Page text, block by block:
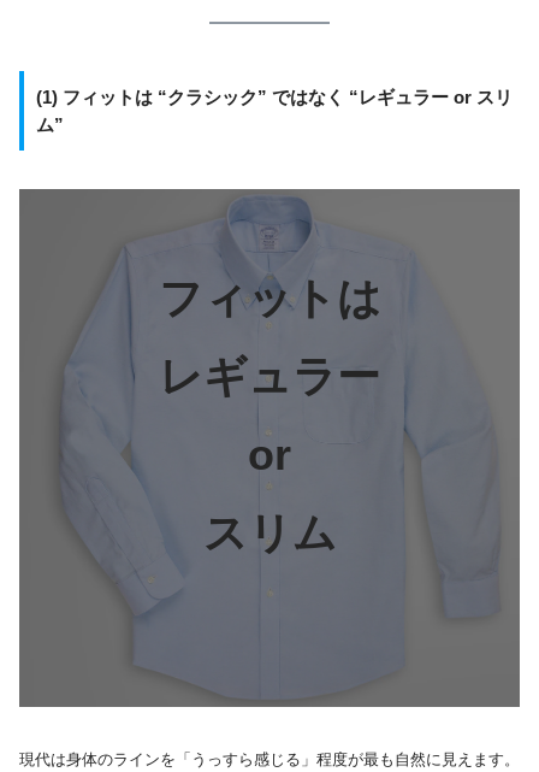
(1) フィットは “クラシック” ではなく “レギュラー or スリ
ム”
フィットは
レギュラー
or
スリム
現代は身体のラインを「うっすら感じる」程度が最も自然に見えます。